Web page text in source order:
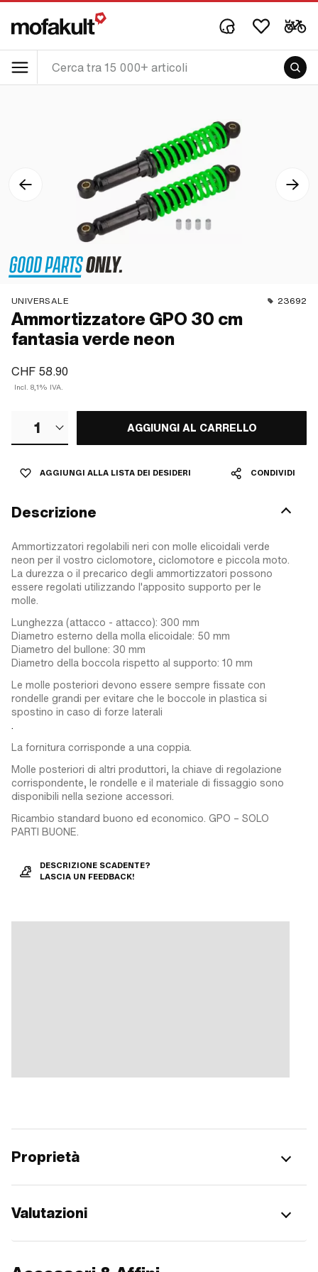
UNIVERSALE 23692
Ammortizzatore GPO 30 cm
fantasia verde neon
CHF 58.90
Incl. 8,1% IVA.
1 AGGIUNGI AL CARRELLO
AGGIUNGI ALLA LISTA DEI DESIDERI CONDIVIDI
Descrizione
Ammortizzatori regolabili neri con molle elicoidali verde
neon per il vostro ciclomotore, ciclomotore e piccola moto.
La durezza o il precarico degli ammortizzatori possono
essere regolati utilizzando l'apposito supporto per le
molle.
Lunghezza (attacco - attacco): 300 mm
Diametro esterno della molla elicoidale: 50 mm
Diametro del bullone: 30 mm
Diametro della boccola rispetto al supporto: 10 mm
Le molle posteriori devono essere sempre fissate con
rondelle grandi per evitare che le boccole in plastica si
spostino in caso di forze laterali
.
La fornitura corrisponde a una coppia.
Molle posteriori di altri produttori, la chiave di regolazione
corrispondente, le rondelle e il materiale di fissaggio sono
disponibili nella sezione accessori.
Ricambio standard buono ed economico. GPO – SOLO
PARTI BUONE.
DESCRIZIONE SCADENTE?
LASCIA UN FEEDBACK!
Proprietà
Valutazioni